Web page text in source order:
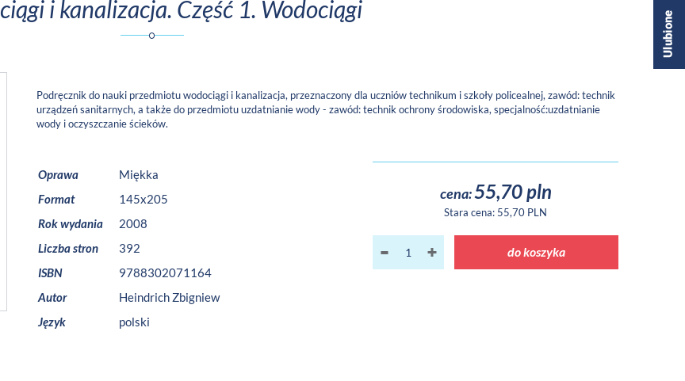
i kanalizacja. Część 1. Wodociągi
Podręcznik do nauki przedmiotu wodociągi i kanalizacja, przeznaczony dla uczniów technikum i szkoły policealnej, zawód: technik
urządzeń sanitarnych, a także do przedmiotu uzdatnianie wody - zawód: technik ochrony środowiska, specjalność:uzdatnianie
wody i oczyszczanie ścieków.
Oprawa
Miękka
Format
145x205
Rok wydania
2008
Liczba stron
392
ISBN
9788302071164
Autor
Heindrich Zbigniew
Język
polski
cena:55,70 pln
Stara cena: 55,70 PLN
do koszyka